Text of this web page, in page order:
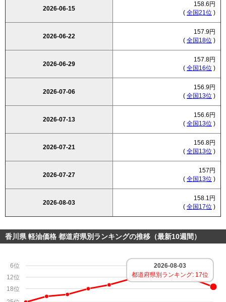
2026-06-15
158.6円
( 全国21位 )
2026-06-22
157.9円
( 全国18位 )
2026-06-29
157.8円
( 全国16位 )
2026-07-06
156.9円
( 全国13位 )
2026-07-13
156.6円
( 全国13位 )
2026-07-21
156.8円
( 全国13位 )
2026-07-27
157円
( 全国13位 )
2026-08-03
158.1円
( 全国17位 )
香川県 軽油価格 都道府県別ランキングの推移（最新10週間）
18位
12位
6位
2026-08-03
都道府県別ランキング: 17位